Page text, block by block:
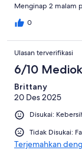
Menginap 2 malam
0
Ulasan terverifikasi
6/10
Brittany
20 Des 2025
Disukai:
Tidak Disukai:
Terjemahkan